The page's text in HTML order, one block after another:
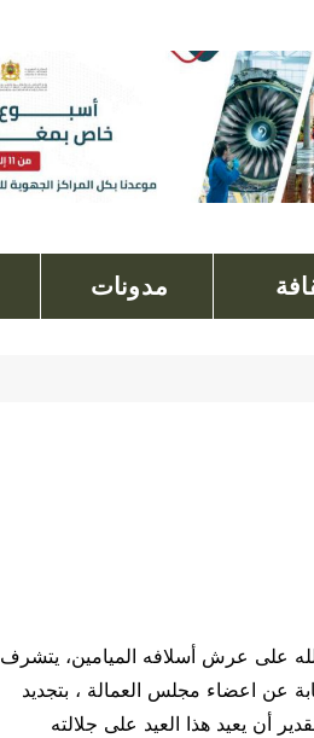
مدونات
أيده الله على عرش أسلافه الميامين، يتشرف
عن اعضاء مجلس العمالة ، بتجديد
أن يعيد هذا العيد على جلالته